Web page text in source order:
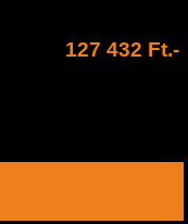
127 432 Ft.-